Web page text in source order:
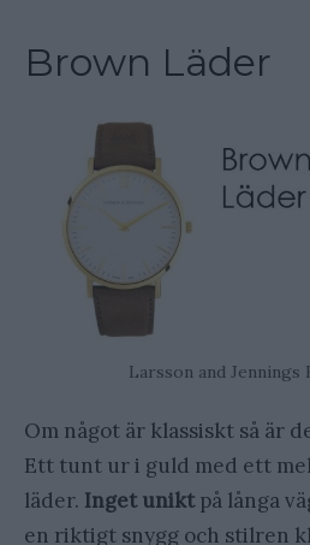
Brown Läder
Larsson and Jennings
Om något är klassiskt så är
Ett tunt ur i guld med ett
läder. Inget uniktpå långa
en riktigt snygg och stilren